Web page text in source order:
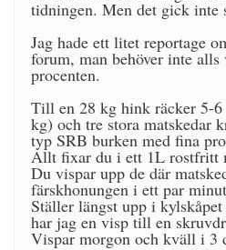
tidningen. Men det gick inte
Jag hade ett litet reportage
forum, man behöver inte alls
procenten.
Till en 28 kg hink räcker 5-
kg) och tre stora matskedar
typ SRB burken med fina
Allt fixar du i ett 1L rostfritt
Du vispar upp de där
färskhonungen i ett par
Ställer längst upp i
har jag en visp till en
Vispar morgon och kväll i 3